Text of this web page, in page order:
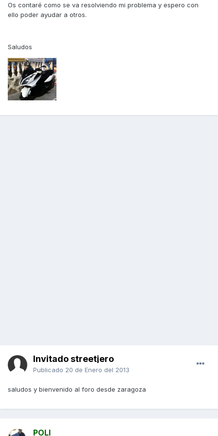
Os contaré como se va resolviendo mi problema y espero con
ello poder ayudar a otros.
Saludos
Invitado streetjero
Publicado 20 de Enero del 2013
saludos y bienvenido al foro desde zaragoza
POLI